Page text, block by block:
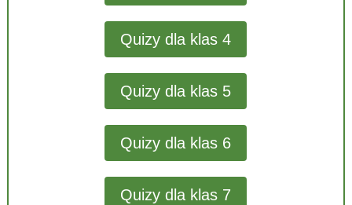
Quizy dla klas 4
Quizy dla klas 5
Quizy dla klas 6
Quizy dla klas 7